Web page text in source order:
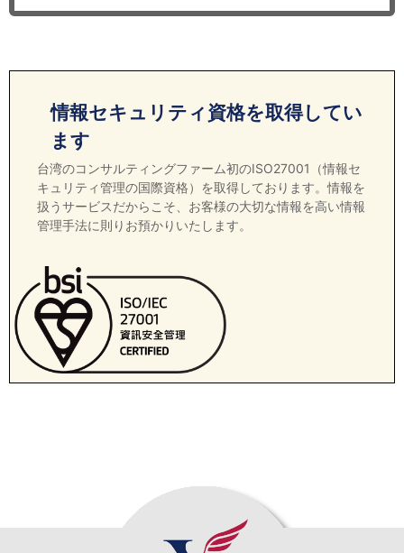
情報セキュリティ資格を取得してい
ます
台湾のコンサルティングファーム初のISO27001（情報セ
キュリティ管理の国際資格）を取得しております。情報を
扱うサービスだからこそ、お客様の大切な情報を高い情報
管理手法に則りお預かりいたします。